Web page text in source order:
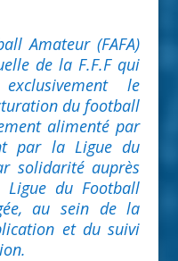
Amateur (FAFA)
de la F.F.F qui
le
du football
alimenté par
par la Ligue du
solidarité auprès
du Football
au sein de la
et du suivi